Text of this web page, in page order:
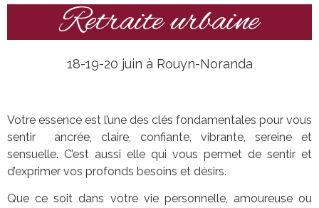
Retraite urbaine
18-19-20 juin à Rouyn-Noranda
Votre essence est l’une des clés fondamentales pour vous
sentir ancrée, claire, confiante, vibrante, sereine et
sensuelle. C’est aussi elle qui vous permet de sentir et
d’exprimer vos profonds besoins et désirs.
Que ce soit dans votre vie personnelle, amoureuse ou